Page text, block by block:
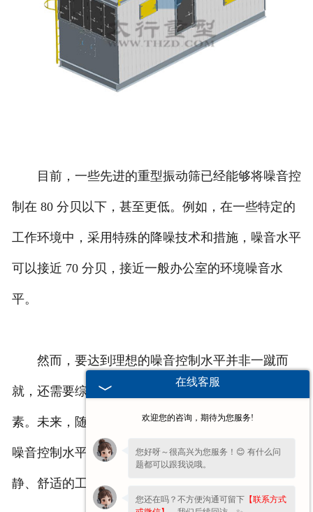
目前，一些先进的重型振动筛已经能够将噪音控
制在 80 分贝以下，甚至更低。例如，在一些特定的
工作环境中，采用特殊的降噪技术和措施，噪音水平
可以接近 70 分贝，接近一般办公室的环境噪音水
平。
然而，要达到理想的噪音控制水平并非一蹴而
就，还需要综合考虑设备成本、筛选效率等多方面因
素。未来，随着技术的不断进步，相信重型振动筛的
噪音控制水平还将不断提高，为工业生产创造更加安
静、舒适的工作环境。
在线客服
欢迎您的咨询，期待为您服务!
您好呀～很高兴为您服务！😊 有什么问
题都可以跟我说哦。
您还在吗？不方便沟通可留下 【联系方式